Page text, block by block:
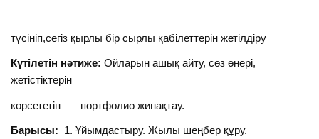
түсініп,сегіз қырлы бір сырлы қабілеттерін жетілдіру
Күтілетін нәтиже: Ойларын ашық айту, сөз өнері,
жетістіктерін
көрсететін портфолио жинақтау.
Барысы: 1. Ұйымдастыру. Жылы шеңбер құру.